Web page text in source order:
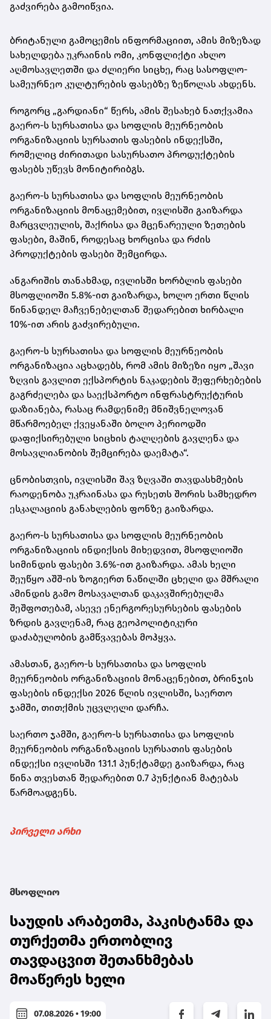
გაძვირება გამოიწვია.
ბრიტანული გამოცემის ინფორმაციით, ამის მიზეზად
სახელდება უკრაინის ომი, კონფლიქტი ახლო
აღმოსავლეთში და ძლიერი სიცხე, რაც სასოფლო-
სამეურნეო კულტურების ფასებზე ზეწოლას ახდენს.
როგორც „გარდიანი“ წერს, ამის შესახებ ნათქვამია
გაერო-ს სურსათისა და სოფლის მეურნეობის
ორგანიზაციის სურსათის ფასების ინდექსში,
რომელიც ძირითადი სასურსათო პროდუქტების
ფასებს უწევს მონიტირიბგს.
გაერო-ს სურსათისა და სოფლის მეურნეობის
ორგანიზაციის მონაცემებით, ივლისში გაიზარდა
მარცვლეულის, შაქრისა და მცენარეული ზეთების
ფასები, მაშინ, როდესაც ხორცისა და რძის
პროდუქტების ფასები შემცირდა.
ანგარიშის თანახმად, ივლისში ხორბლის ფასები
მსოფლიოში 5.8%-ით გაიზარდა, ხოლო ერთი წლის
წინანდელ მაჩვენებელთან შედარებით ხირბალი
10%-ით არის გაძვირებული.
გაერო-ს სურსათისა და სოფლის მეურნეობის
ორგანიზაცია აცხადებს, რომ ამის მიზეზი იყო „შავი
ზღვის გავლით ექსპორტის ნაკადების შეფერხებების
გაგრძელება და საექსპორტო ინფრასტრუქტურის
დაზიანება, რასაც რამდენიმე მნიშვნელოვან
მწარმოებელ ქვეყანაში ბოლო პერიოდში
დაფიქსირებული სიცხის ტალღების გავლენა და
მოსავლიანობის შემცირება დაემატა“.
ცნობისთვის, ივლისში შავ ზღვაში თავდასხმების
რაოდენობა უკრაინასა და რუსეთს შორის სამხედრო
ესკალაციის განახლების ფონზე გაიზარდა.
გაერო-ს სურსათისა და სოფლის მეურნეობის
ორგანიზაციის ინდიქსის მიხედვით, მსოფლიოში
სიმინდის ფასები 3.6%-ით გაიზარდა. ამას ხელი
შეუწყო აშშ-ის ზოგიერთ ნაწილში ცხელი და მშრალი
ამინდის გამო მოსავალთან დაკავშირებულმა
შეშფოთებამ, ასევე ენერგორესურსების ფასების
ზრდის გავლენამ, რაც გეოპოლიტიკური
დაძაბულობის გამწვავებას მოჰყვა.
ამასთან, გაერო-ს სურსათისა და სოფლის
მეურნეობის ორგანიზაციის მონაცენებით, ბრინჯის
ფასების ინდექსი 2026 წლის ივლისში, საერთო
ჯამში, თითქმის უცვლელი დარჩა.
საერთო ჯამში, გაერო-ს სურსათისა და სოფლის
მეურნეობის ორგანიზაციის სურსათის ფასების
ინდექსი ივლისში 131.1 პუნქტამდე გაიზარდა, რაც
წინა თვესთან შედარებით 0.7 პუნქტიან მატებას
წარმოადგენს.
პირველი არხი
მსოფლიო
საუდის არაბეთმა, პაკისტანმა და
თურქეთმა ერთობლივ
თავდაცვით შეთანხმებას
მოაწერეს ხელი
07.08.2026 • 19:00